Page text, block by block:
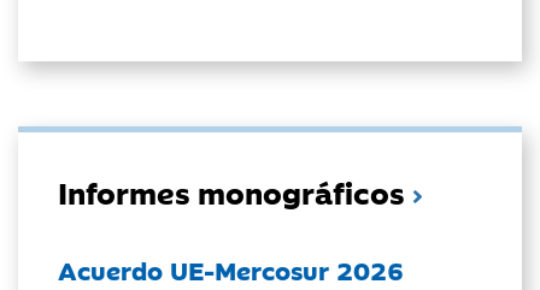
Informes monográficos
Acuerdo UE-Mercosur 2026